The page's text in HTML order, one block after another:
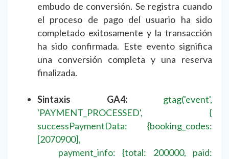
embudo de conversión. Se registra cuando
el proceso de pago del usuario ha sido
completado exitosamente y la transacción
ha sido confirmada. Este evento significa
una conversión completa y una reserva
finalizada.
Sintaxis GA4:
gtag('event',
'PAYMENT_PROCESSED', {
successPaymentData: {booking_codes:
[2070900],
payment_info: {total: 200000, paid: